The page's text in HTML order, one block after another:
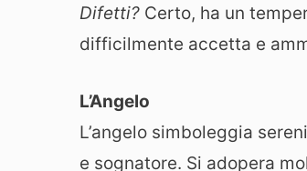
Difetti? Certo, ha un
difficilmente accetta e
L’Angelo
L’angelo simboleggia
e sognatore. Si adopera